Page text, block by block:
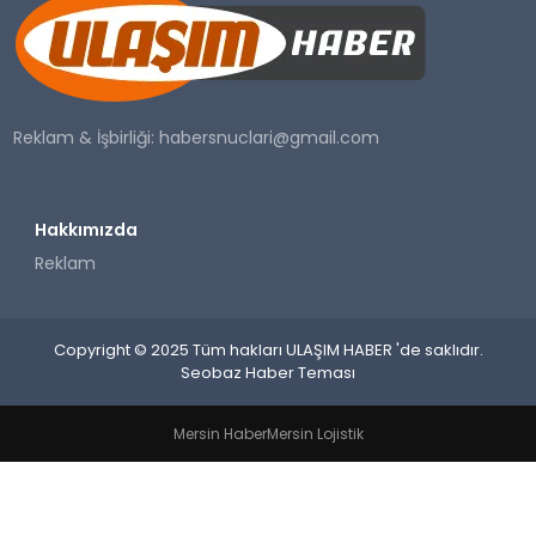
SAĞLIK
YAŞAM
Reklam & İşbirliği:habersnuclari@gmail.com
Hakkımızda
Reklam
Copyright © 2025 Tüm hakları ULAŞIM HABER 'de saklıdır.
Seobaz Haber Teması
Mersin HaberMersin Lojistik